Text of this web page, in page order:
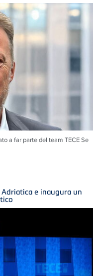
a far parte del team TECESe
e inaugura un